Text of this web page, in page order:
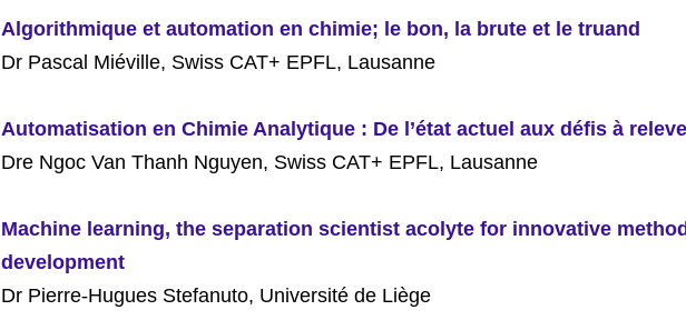
Algorithmique et automation en chimie; le bon, la brute et le truand
Dr Pascal Miéville, Swiss CAT+ EPFL, Lausanne
Automatisation en Chimie Analytique : De l’état actuel aux défis à
Dre Ngoc Van Thanh Nguyen, Swiss CAT+ EPFL, Lausanne
Machine learning, the separation scientist acolyte for innovative method
development
Dr Pierre‐Hugues Stefanuto, Université de Liège